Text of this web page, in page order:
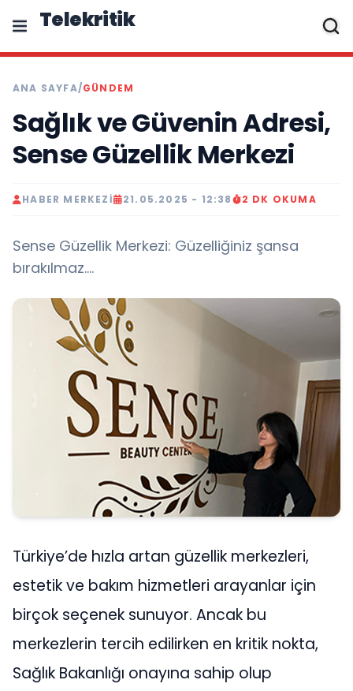
Telekritik
ANA SAYFA/GÜNDEM
Sağlık ve Güvenin Adresi,
Sense Güzellik Merkezi
HABER MERKEZI 21.05.2025 - 12:38 2 DK OKUMA
Sense Güzellik Merkezi: Güzelliğiniz şansa
bırakılmaz….
Türkiye’de hızla artan güzellik merkezleri,
estetik ve bakım hizmetleri arayanlar için
birçok seçenek sunuyor. Ancak bu
merkezlerin tercih edilirken en kritik nokta,
Sağlık Bakanlığı onayına sahip olup